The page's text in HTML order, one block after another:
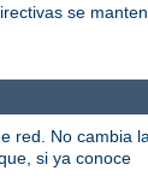
se
red. No cambia
si ya conoce